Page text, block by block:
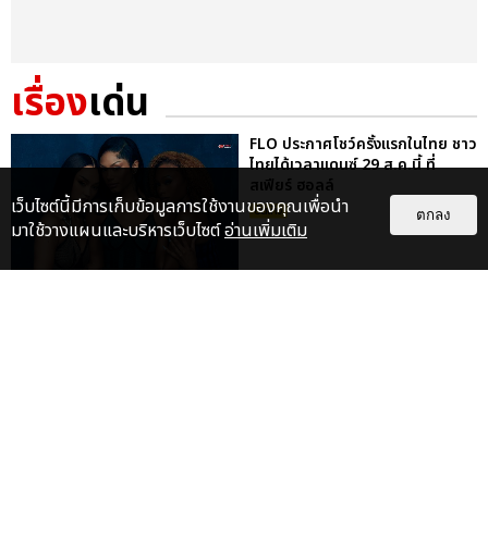
เรื่องเด่น
FLO ประกาศโชว์ครั้งแรกในไทย ชาว
ไทยได้เวลาแดนซ์ 29 ส.ค.นี้ ที่
สเฟียร์ ฮอลล์
บันเทิง
เว็บไซต์นี้มีการเก็บข้อมูลการใช้งานของคุณเพื่อนำ
มาใช้วางแผนและบริหารเว็บไซต์อ่านเพิ่มเติม
ตกลง